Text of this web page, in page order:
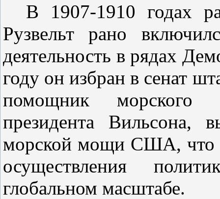
В 1907-1910 годах
Рузвельт рано
деятельность в рядах
году он избран в сенат
помощник морского
президента Вильсона,
морской мощи США, что
осуществления
глобальном масштабе.